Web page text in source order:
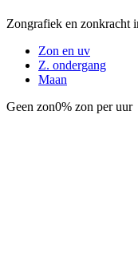
Zongrafiek en zonkracht
Zon en uv
Z. ondergang
Maan
Geen zon0% zon per uur